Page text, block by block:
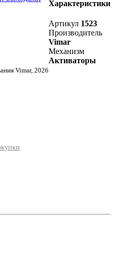
Характеристики
Артикул 1523
Производитель
Vimar
Механизм
Активаторы
Vimar, 2026